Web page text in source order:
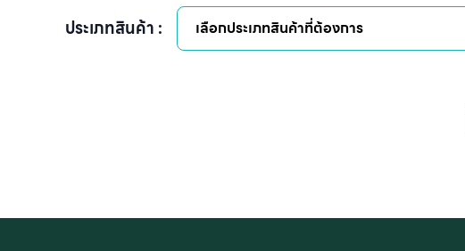
ประเภทสินค้า : เลือกประเภทสินค้าที่ต้องการ